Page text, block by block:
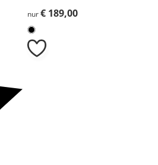
€ 189,00
nur€ 189,00